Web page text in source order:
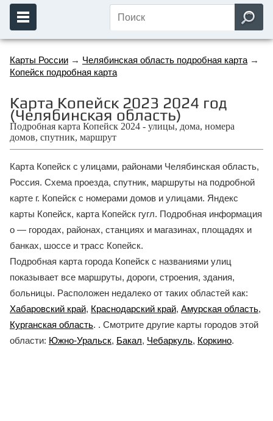
Карты России → Челябинская область подробная карта →
Копейск подробная карта
Карта Копейск 2023 2024 год
(Челябинская область)
Подробная карта Копейск 2024 - улицы, дома, номера
домов, спутник, маршрут
Карта Копейск с улицами, районами Челябинская область,
Россия. Схема проезда, спутник, маршруты на подробной
карте г. Копейск с номерами домов и улицами. Яндекс
карты Копейск, карта Копейск гугл. Подробная информация
о — городах, районах, станциях и магазинах, площадях и
банках, шоссе и трасс Копейск.
Подробная карта города Копейск с названиями улиц
показывает все маршруты, дороги, строения, здания,
больницы. Расположен недалеко от таких областей как:
Хабаровский край, Краснодарский край, Амурская область,
Курганская область. . Смотрите другие карты городов этой
области: Южно-Уральск, Бакал, Чебаркуль, Коркино.